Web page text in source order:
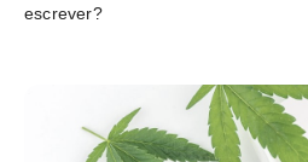
escrever?